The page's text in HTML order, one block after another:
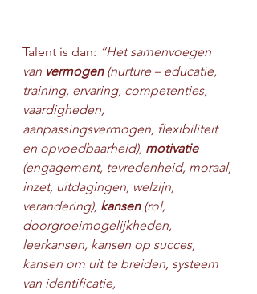
Talent is dan: “Het samenvoegen
van vermogen (nurture – educatie,
training, ervaring, competenties,
vaardigheden,
aanpassingsvermogen, flexibiliteit
en opvoedbaarheid), motivatie
(engagement, tevredenheid, moraal,
inzet, uitdagingen, welzijn,
verandering), kansen (rol,
doorgroeimogelijkheden,
leerkansen, kansen op succes,
kansen om uit te breiden, systeem
van identificatie,